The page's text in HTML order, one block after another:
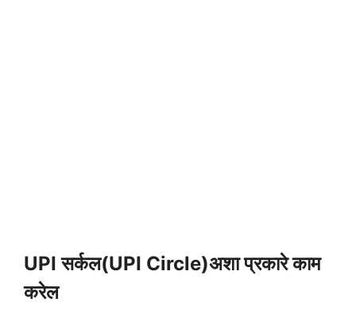
UPI सर्कल(UPI Circle)अशा प्रकारे काम
करेल